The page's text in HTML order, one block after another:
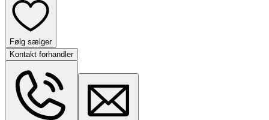
Følg sælger
Kontakt forhandler